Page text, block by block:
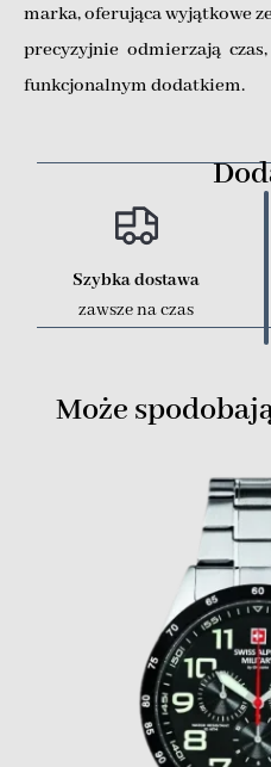
marka, oferująca wyjątkowe
precyzyjnie odmierzają
funkcjonalnym dodatkiem.
Szybka dostawa
zawsze na czas
Może